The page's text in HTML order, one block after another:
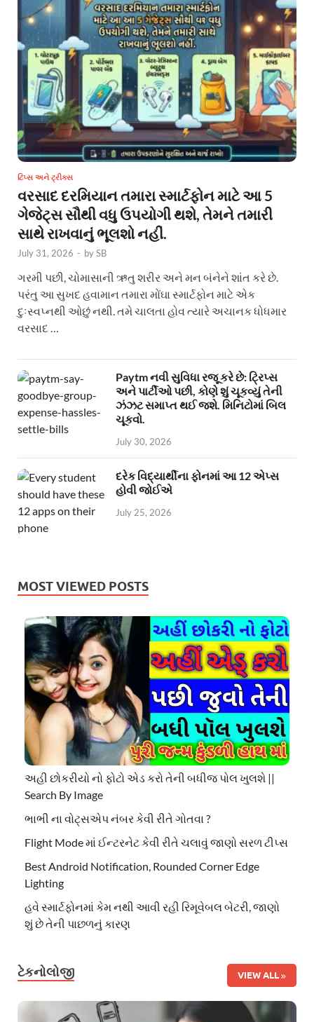
ટિપ્સ અને ટ્રીક્સ
વરસાદ દરમિયાન તમારા સ્માર્ટફોન માટે આ 5
ગેજેટ્સ સૌથી વધુ ઉપયોગી થશે, તેમને તમારી
સાથે રાખવાનું ભૂલશો નહીં.
July 31, 2026 - bySB
ગરમી પછી, ચોમાસાની ઋતુ શરીર અને મન બંનેને શાંત કરે છે.
પરંતુ આ સુખદ હવામાન તમારા મોંઘા સ્માર્ટફોન માટે એક
દુઃસ્વપ્નથી ઓછું નથી. તમે ચાલતા હોવ ત્યારે અચાનક ધોધમાર
વરસાદ …
Paytm નવી સુવિધા રજૂ કરે છે: ટ્રિપ્સ
અને પાર્ટીઓ પછી, કોણે શું ચૂકવ્યું તેની
ઝંઝટ સમાપ્ત થઈ જશે. મિનિટોમાં બિલ
ચૂકવો.
July 30, 2026
દરેક વિદ્યાર્થીના ફોનમાં આ 12 એપ્સ
હોવી જોઈએ
July 25, 2026
MOST VIEWED POSTS
અહી છોકરીયો નો ફોટો એડ કરો તેની બધીજ પોલ ખુલશે ||
Search By Image
ભાભી ના વોટ્સએપ નંબર કેવી રીતે ગોતવા ?
Flight Mode માં ઈન્ટરનેટ કેવી રીતે ચલાવું જાણો સરળ ટીપ્સ
Best Android Notification, Rounded Corner Edge
Lighting
હવે સ્માર્ટફોનમાં કેમ નથી આવી રહી રિમૂવેબલ બેટરી, જાણો
શું છે તેની પાછળનું કારણ
ટેકનોલોજી VIEW ALL